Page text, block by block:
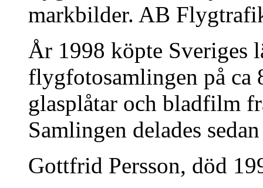
markbilder. AB
År 1998 köpte Sveriges
flygfotosamlingen på ca
glasplåtar och bladfilm
Samlingen delades
Gottfrid Persson, död